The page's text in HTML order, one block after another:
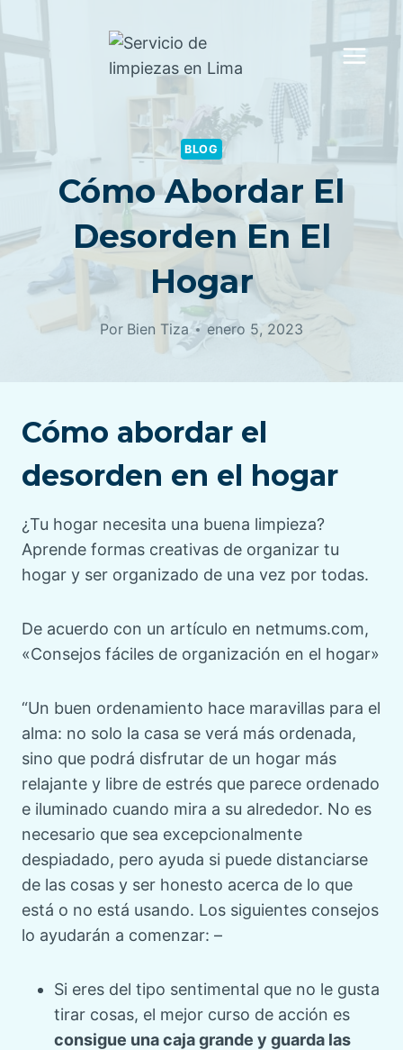
al
contenido
BLOG
Cómo Abordar El
Desorden En El
Hogar
Por Bien Tiza enero 5, 2023
Cómo abordar el
desorden en el hogar
¿Tu hogar necesita una buena limpieza?
Aprende formas creativas de organizar tu
hogar y ser organizado de una vez por todas.
De acuerdo con un artículo en netmums.com,
«Consejos fáciles de organización en el hogar»
“Un buen ordenamiento hace maravillas para el
alma: no solo la casa se verá más ordenada,
sino que podrá disfrutar de un hogar más
relajante y libre de estrés que parece ordenado
e iluminado cuando mira a su alrededor. No es
necesario que sea excepcionalmente
despiadado, pero ayuda si puede distanciarse
de las cosas y ser honesto acerca de lo que
está o no está usando. Los siguientes consejos
lo ayudarán a comenzar: –
Si eres del tipo sentimental que no le gusta
tirar cosas, el mejor curso de acción es
consigue una caja grande y guarda las